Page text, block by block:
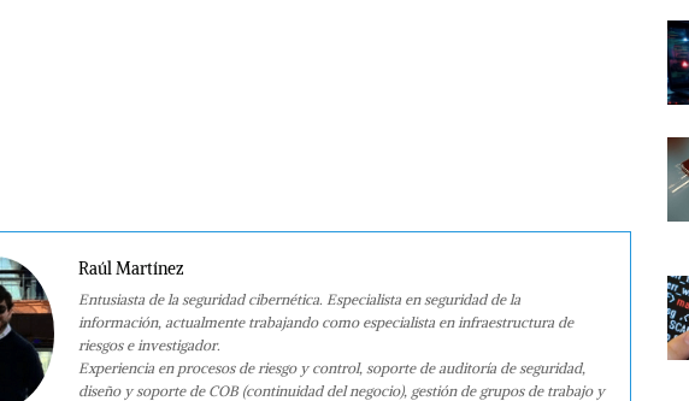
Raúl Martínez
Entusiasta de la seguridad cibernética. Especialista en seguridad de la
información, actualmente trabajando como especialista en infraestructura de
riesgos e investigador.
Experiencia en procesos de riesgo y control, soporte de auditoría de seguridad,
diseño y soporte de COB (continuidad del negocio), gestión de grupos de trabajo y